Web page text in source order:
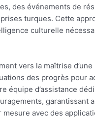
des événements de
turques. Cette
culturelle
vers la maîtrise
des progrès pour
équipe d’assistance
garantissant
avec des